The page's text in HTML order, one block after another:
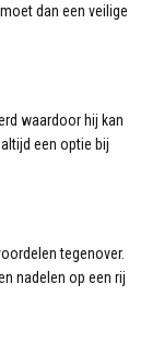
dan een veilige
waardoor hij kan
een optie bij
tegenover.
nadelen op een rij